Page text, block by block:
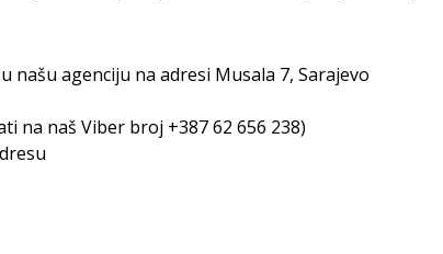
našu agenciju na adresi Musala 7, Sarajevo
na naš Viber broj +387 62 656 238)